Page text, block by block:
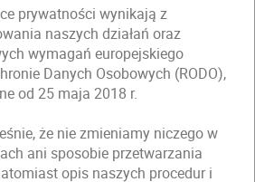
prywatności wynikają z
naszych działań oraz
wymagań europejskiego
Danych Osobowych (RODO),
od 25 maja 2018 r.
że nie zmieniamy niczego w
ani sposobie przetwarzania
opis naszych procedur i